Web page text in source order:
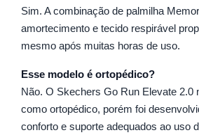
Sim. A combinação de palmilha
amortecimento e tecido respirável
mesmo após muitas horas de uso.
Esse modelo é ortopédico?
Não. O Skechers Go Run Elevate 2.0
como ortopédico, porém foi
conforto e suporte adequados ao uso